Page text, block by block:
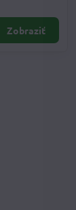
Zobraziť